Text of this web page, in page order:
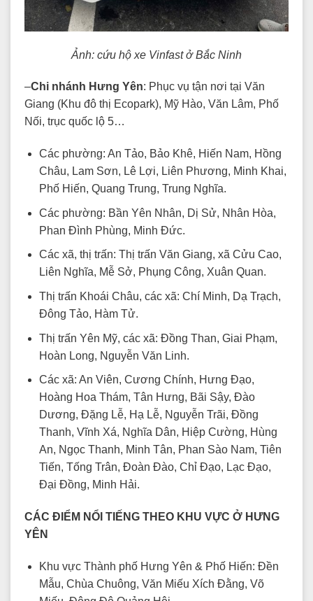
Ảnh: cứu hộ xe Vinfast ở Bắc Ninh
–Chi nhánh Hưng Yên: Phục vụ tận nơi tại Văn
Giang (Khu đô thị Ecopark), Mỹ Hào, Văn Lâm, Phố
Nối, trục quốc lộ 5…
Các phường: An Tảo, Bảo Khê, Hiến Nam, Hồng
Châu, Lam Sơn, Lê Lợi, Liên Phương, Minh Khai,
Phố Hiến, Quang Trung, Trung Nghĩa.
Các phường: Bần Yên Nhân, Dị Sử, Nhân Hòa,
Phan Đình Phùng, Minh Đức.
Các xã, thị trấn: Thị trấn Văn Giang, xã Cửu Cao,
Liên Nghĩa, Mễ Sở, Phụng Công, Xuân Quan.
Thị trấn Khoái Châu, các xã: Chí Minh, Dạ Trạch,
Đông Tảo, Hàm Tử.
Thị trấn Yên Mỹ, các xã: Đồng Than, Giai Phạm,
Hoàn Long, Nguyễn Văn Linh.
Các xã: An Viên, Cương Chính, Hưng Đạo,
Hoàng Hoa Thám, Tân Hưng, Bãi Sậy, Đào
Dương, Đặng Lễ, Hạ Lễ, Nguyễn Trãi, Đồng
Thanh, Vĩnh Xá, Nghĩa Dân, Hiệp Cường, Hùng
An, Ngọc Thanh, Minh Tân, Phan Sào Nam, Tiên
Tiến, Tống Trân, Đoàn Đào, Chỉ Đạo, Lạc Đạo,
Đại Đồng, Minh Hải.
CÁC ĐIỂM NỔI TIẾNG THEO KHU VỰC Ở HƯNG
YÊN
Khu vực Thành phố Hưng Yên & Phố Hiến: Đền
Mẫu, Chùa Chuông, Văn Miếu Xích Đằng, Võ